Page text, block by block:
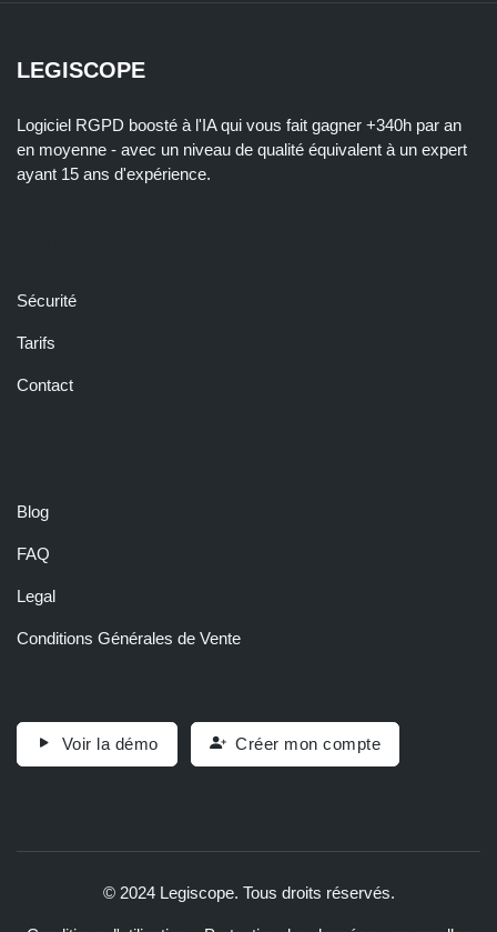
LEGISCOPE
Logiciel RGPD boosté à l'IA qui vous fait gagner +340h par an
en moyenne - avec un niveau de qualité équivalent à un expert
ayant 15 ans d'expérience.
Sécurité
Tarifs
Contact
Blog
FAQ
Legal
Conditions Générales de Vente
Voir la démo Créer mon compte
© 2024 Legiscope. Tous droits réservés.